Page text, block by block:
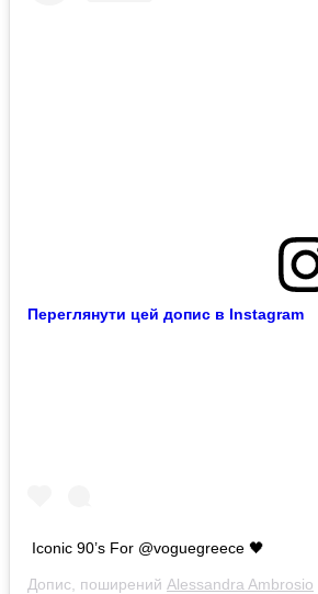
Переглянути цей допис в Instagram
Iconic 90’s For @voguegreece 🖤
Допис, поширений Alessandra Ambrosio